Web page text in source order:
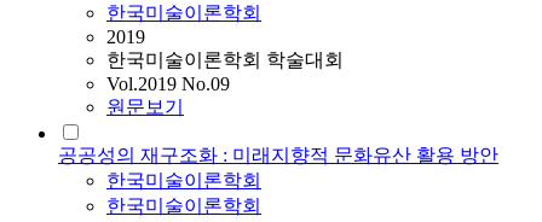
한국미술이론학회
2019
한국미술이론학회 학술대회
Vol.2019 No.09
원문보기
공공성의 재구조화 : 미래지향적 문화유산 활용 방안
한국미술이론학회
한국미술이론학회